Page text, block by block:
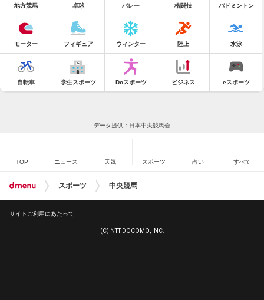
地方競馬 卓球 バレー 格闘技 バドミントン
モーター フィギュア ウィンター 陸上 水泳
自転車 学生スポーツ Doスポーツ ビジネス eスポーツ
データ提供：日本中央競馬会
TOP ニュース 天気 スポーツ 占い すべて
スポーツ 中央競馬
サイトご利用にあたって
(C) NTT DOCOMO, INC.